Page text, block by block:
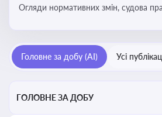
Огляди нормативних змін, судова
каналах
Головне за добу (AI) Усі
ГОЛОВНЕ ЗА ДОБУ